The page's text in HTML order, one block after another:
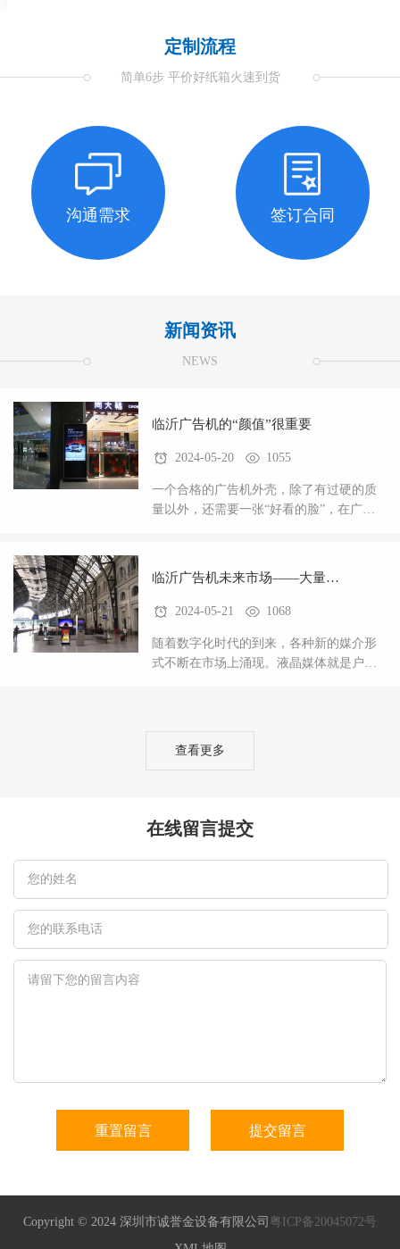
定制流程
简单6步 平价好纸箱火速到货
沟通需求 签订合同
新闻资讯
NEWS
临沂广告机的“颜值”很重要
2024-05-20 1055
一个合格的广告机外壳，除了有过硬的质
量以外，还需要一张“好看的脸”，在广告
挑剔问题。好的
临沂广告机未来市场——大量需
求好的外壳
2024-05-21 1068
随着数字化时代的到来，各种新的媒介形
式不断在市场上涌现。液晶媒体就是户外
查看更多
在线留言提交
Copyright © 2024 深圳市诚誉金设备有限公司 粤ICP备20045072号